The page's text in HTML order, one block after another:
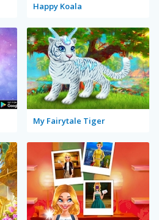
Happy Koala
My Fairytale Tiger